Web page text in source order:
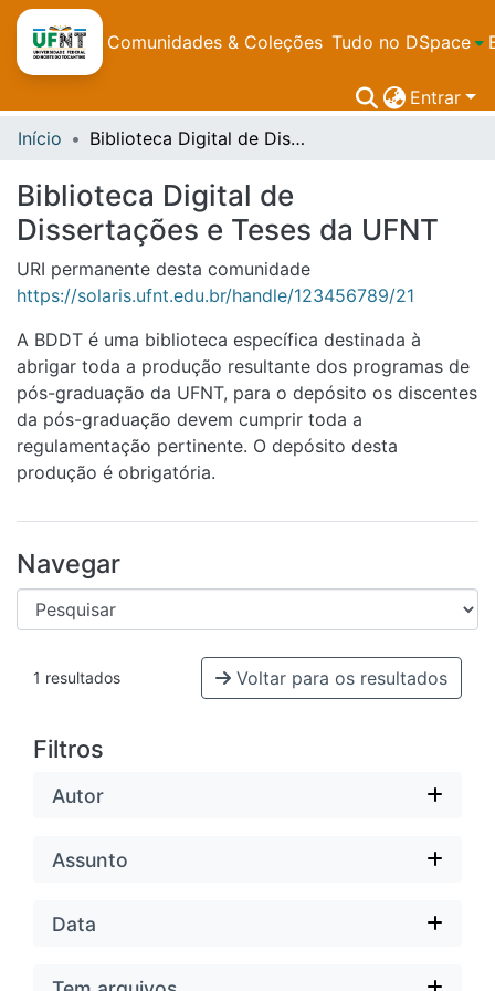
Comunidades & Coleções Tudo no DSpace
Entrar
Início
Biblioteca Digital de Dissertações e Teses da UFNT
Biblioteca Digital de
Dissertações e Teses da UFNT
URI permanente desta comunidade
https://solaris.ufnt.edu.br/handle/123456789/21
A BDDT é uma biblioteca específica destinada à
abrigar toda a produção resultante dos programas de
pós-graduação da UFNT, para o depósito os discentes
da pós-graduação devem cumprir toda a
regulamentação pertinente. O depósito desta
produção é obrigatória.
Navegar
1 resultados Voltar para os resultados
Filtros
Autor
Assunto
Data